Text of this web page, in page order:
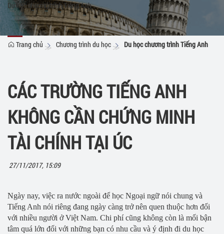
Du học chương trình Tiếng Anh
Trang chủ Chương trình du học Du học chương trình Tiếng Anh
CÁC TRƯỜNG TIẾNG ANH
KHÔNG CẦN CHỨNG MINH
TÀI CHÍNH TẠI ÚC
27/11/2017, 15:09
Ngày nay, việc ra nước ngoài để học Ngoại ngữ nói chung và
Tiếng Anh nói riêng đang ngày càng trở nên quen thuộc hơn đối
với nhiều người ở Việt Nam. Chi phí cũng không còn là mối bận
tâm quá lớn đối với những bạn có nhu cầu và ý định đi du học